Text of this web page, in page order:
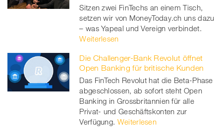
Sitzen zwei FinTechs an einem Tisch,
setzen wir von MoneyToday.ch uns dazu
– was Yapeal und Vereign verbindet.
Weiterlesen
Die Challenger-Bank Revolut öffnet
Open Banking für britische Kunden
Das FinTech Revolut hat die Beta-Phase
abgeschlossen, ab sofort steht Open
Banking in Grossbritannien für alle
Privat- und Geschäftskonten zur
Verfügung. Weiterlesen